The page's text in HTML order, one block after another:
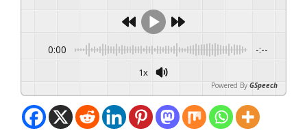
0:00 -:--
1x
Powered By GSpeech